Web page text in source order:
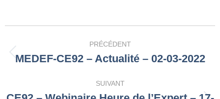
article
PRÉCÉDENT
Article
:
MEDEF-CE92 – Actualité – 02-03-2022
SUIVANT